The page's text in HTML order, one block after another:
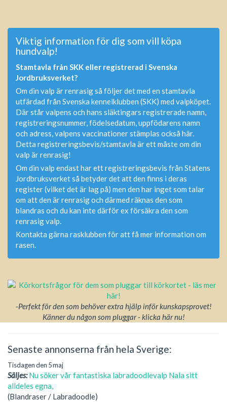
Viktig information för dig som vill köpa
hundvalp!
Stamtavla från SKK eller registrerad i Svenska
Jordbruksverket?
Om din valp är renrasig så följer det med en stamtavla
utfärdad från Svenska kennelklubben (SKK) med valpköpet.
Där står valpens och hans släktingars registrerade namn,
registreringsnummer, födelsedatum, uppfödarens namn
och adress, valpens vaccinationer stämplas också här.
Detta registreringsbevis/stamtavla är ett måste om din
valp är renrasig!
Om din valp endast har ett registreringsbevis från Statens
Jordbruksverket så betyder det att den finns i deras
register (vilket det är lag på) men den har inget som talar
om att den är renrasig och därmed räknas den som
blandras och du kan inte därför ex försäkra den som
renrasig valp.
Kontakta gärna rasklubben för att få mer information om
rasen.
-Perfekt för den som behöver extra hjälp inför kunskapsprovet!
Känner du någon som pluggar - klicka här nu!
Senaste annonserna från hela Sverige:
Tisdagen den 5 maj
Säljes: Nu söker vår fantastiska labradoodlevalp Nala sitt
alldeles egna,
(Blandraser / Labradoodle)